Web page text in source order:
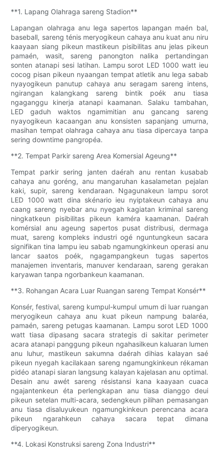
**1. Lapang Olahraga sareng Stadion**
Lapangan olahraga anu lega sapertos lapangan maén bal,
baseball, sareng ténis meryogikeun cahaya anu kuat anu niru
kaayaan siang pikeun mastikeun pisibilitas anu jelas pikeun
pamaén, wasit, sareng panongton nalika pertandingan
sonten atanapi sesi latihan. Lampu sorot LED 1000 watt ieu
cocog pisan pikeun nyaangan tempat atletik anu lega sabab
nyayogikeun panutup cahaya anu seragam sareng intens,
ngirangan kalangkang sareng bintik poék anu tiasa
ngaganggu kinerja atanapi kaamanan. Salaku tambahan,
LED gaduh waktos ngamimitian anu gancang sareng
nyayogikeun kacaangan anu konsisten sapanjang umurna,
masihan tempat olahraga cahaya anu tiasa dipercaya tanpa
sering downtime pangropéa.
**2. Tempat Parkir sareng Area Komersial Ageung**
Tempat parkir sering janten daérah anu rentan kusabab
cahaya anu goréng, anu mangaruhan kasalametan pejalan
kaki, supir, sareng kendaraan. Ngagunakeun lampu sorot
LED 1000 watt dina skénario ieu nyiptakeun cahaya anu
caang sareng nyebar anu nyegah kagiatan kriminal sareng
ningkatkeun pisibilitas pikeun kaméra kaamanan. Daérah
komérsial anu ageung sapertos pusat distribusi, dermaga
muat, sareng kompleks industri ogé nguntungkeun sacara
signifikan tina lampu ieu sabab ngamungkinkeun operasi anu
lancar saatos poék, ngagampangkeun tugas sapertos
manajemen inventaris, manuver kendaraan, sareng gerakan
karyawan tanpa ngorbankeun kaamanan.
**3. Rohangan Acara Luar Ruangan sareng Tempat Konsér**
Konsér, festival, sareng kumpul-kumpul umum di luar ruangan
meryogikeun cahaya anu kuat pikeun nampung balaréa,
pamaén, sareng petugas kaamanan. Lampu sorot LED 1000
watt tiasa dipasang sacara strategis di sakitar perimeter
acara atanapi panggung pikeun ngahasilkeun kaluaran lumen
anu luhur, mastikeun sakumna daérah dihias kalayan saé
pikeun nyegah kacilakaan sareng ngamungkinkeun rékaman
pidéo atanapi siaran langsung kalayan kajelasan anu optimal.
Desain anu awét sareng résistansi kana kaayaan cuaca
ngajantenkeun éta perlengkapan anu tiasa dianggo deui
pikeun setelan multi-acara, sedengkeun pilihan pemasangan
anu tiasa disaluyukeun ngamungkinkeun perencana acara
pikeun ngarahkeun cahaya sacara tepat dimana
diperyogikeun.
**4. Lokasi Konstruksi sareng Zona Industri**